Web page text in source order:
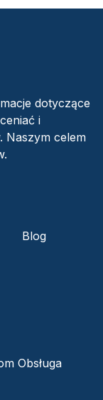
dotyczące
i
Naszym celem
Blog
Obsługa